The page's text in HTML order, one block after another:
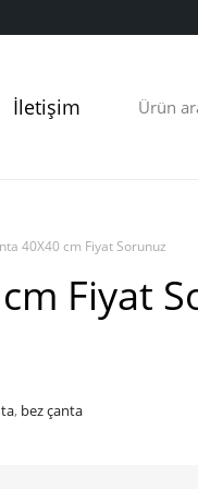
İletişim
40X40 cm Fiyat Sorunuz
Fiyat
, bez çanta